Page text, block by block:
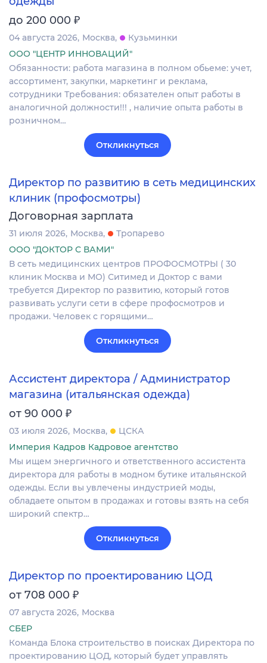
до 200 000 ₽
04 августа 2026 Москва
Кузьминки
ООО "ЦЕНТР ИННОВАЦИЙ"
Обязанности: работа магазина в полном обьеме: учет,
ассортимент, закупки, маркетинг и реклама,
сотрудники Требования: обязателен опыт работы в
аналогичной должности!!! , наличие опыта работы в
розничном…
Откликнуться
Директор по развитию в сеть медицинских
клиник (профосмотры)
Договорная зарплата
31 июля 2026 Москва
Тропарево
ООО "ДОКТОР С ВАМИ"
В сеть медицинских центров ПРОФОСМОТРЫ ( 30
клиник Москва и МО) Ситимед и Доктор с вами
требуется Директор по развитию, который готов
развивать услуги сети в сфере профосмотров и
продажи. Человек с горящими…
Откликнуться
Ассистент директора / Администратор
магазина (итальянская одежда)
от 90 000 ₽
03 июля 2026 Москва
ЦСКА
Империя Кадров Кадровое агентство
Мы ищем энергичного и ответственного ассистента
директора для работы в модном бутике итальянской
одежды. Если вы увлечены индустрией моды,
обладаете опытом в продажах и готовы взять на себя
широкий спектр…
Откликнуться
Директор по проектированию ЦОД
от 708 000 ₽
07 августа 2026 Москва
СБЕР
Команда Блока строительство в поисках Директора по
проектированию ЦОД, который будет управлять